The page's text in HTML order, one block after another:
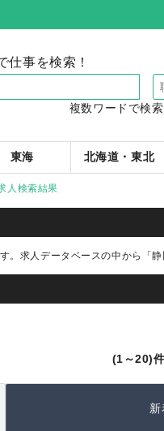
仕事を検索！
複数ワードで検
東海 北海道・東北
人検索結果
。求人データベースの中から 「
(1～20)
新